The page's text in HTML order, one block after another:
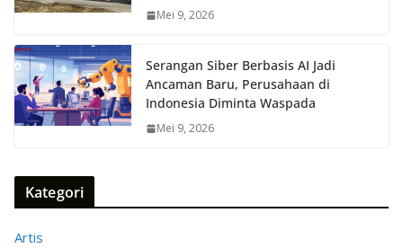
Mei 9, 2026
Serangan Siber Berbasis AI Jadi
Ancaman Baru, Perusahaan di
Indonesia Diminta Waspada
Mei 9, 2026
Kategori
Artis